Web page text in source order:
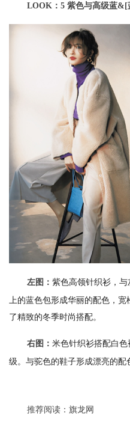
LOOK：5 紫色与高级蓝&[
左图： 紫色高领针织衫，
上的蓝色包形成华丽的配色，
了精致的冬季时尚搭配。
右图： 米色针织衫搭配白
级。与驼色的鞋子形成漂亮的配
推荐阅读： 旗龙网